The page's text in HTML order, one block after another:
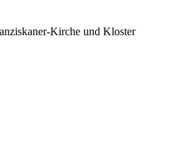
Kirche und Kloster